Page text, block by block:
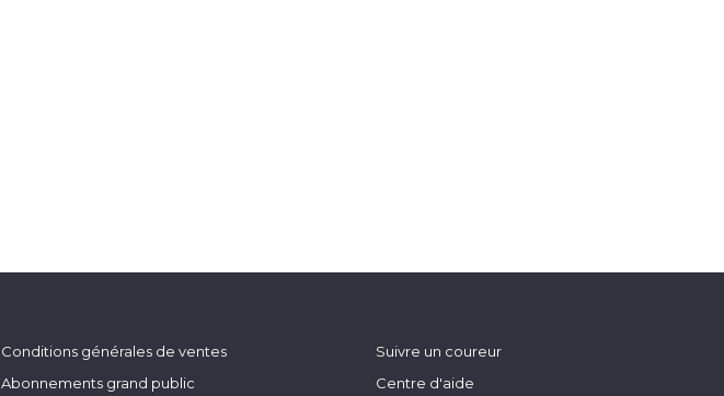
Conditions générales de ventes
Abonnements grand public
Suivre un coureur
Centre d'aide